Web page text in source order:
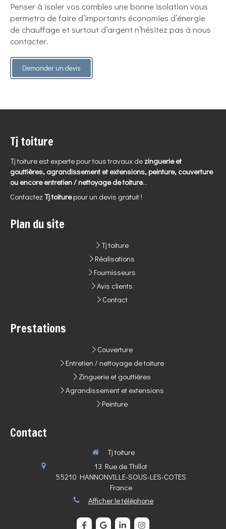
Penser à isoler vos combles une bonne isolation vous
permetra de faire d’importants économies d’énergie
de chauffage et surtout d’argent n’hésitez pas à nous
contacter.
Demander un devis
Tj toiture
Tj toiture est experte pour tous travaux de zinguerie et
gouttières, agrandissement et extensions, peinture, couverture
ou encore entretien / nettoyage de toiture...
Contactez Tj toiturepour un devis gratuit !
Plan du site
Tj toiture
Réalisations
Fournisseurs
Avis clients
Contact
Prestations
Couverture
Entretien / nettoyage de toiture
Zinguerie et gouttières
Agrandissement et extensions
Peinture
Contact
Tj toiture
13 Rue de Thillot
55210 HANNONVILLE-SOUS-LES-COTES
France
Afficher le téléphone